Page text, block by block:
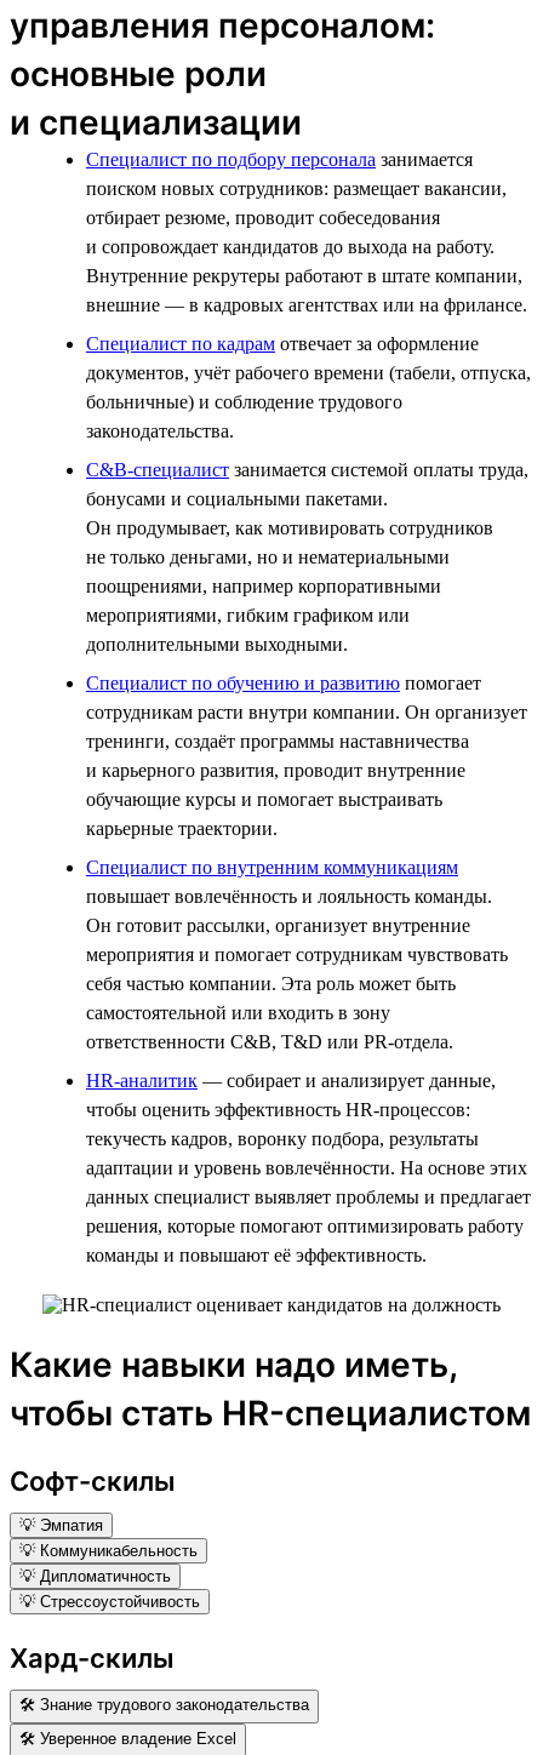
управления персоналом:
основные роли
и специализации
Специалист по подбору персонала занимается
поиском новых сотрудников: размещает вакансии,
отбирает резюме, проводит собеседования
и сопровождает кандидатов до выхода на работу.
Внутренние рекрутеры работают в штате компании,
внешние — в кадровых агентствах или на фрилансе.
Специалист по кадрам отвечает за оформление
документов, учёт рабочего времени (табели, отпуска,
больничные) и соблюдение трудового
законодательства.
C&B-специалист занимается системой оплаты труда,
бонусами и социальными пакетами.
Он продумывает, как мотивировать сотрудников
не только деньгами, но и нематериальными
поощрениями, например корпоративными
мероприятиями, гибким графиком или
дополнительными выходными.
Специалист по обучению и развитию помогает
сотрудникам расти внутри компании. Он организует
тренинги, создаёт программы наставничества
и карьерного развития, проводит внутренние
обучающие курсы и помогает выстраивать
карьерные траектории.
Специалист по внутренним коммуникациям
повышает вовлечённость и лояльность команды.
Он готовит рассылки, организует внутренние
мероприятия и помогает сотрудникам чувствовать
себя частью компании. Эта роль может быть
самостоятельной или входить в зону
ответственности C&B, T&D или PR-отдела.
HR-аналитик — собирает и анализирует данные,
чтобы оценить эффективность HR-процессов:
текучесть кадров, воронку подбора, результаты
адаптации и уровень вовлечённости. На основе этих
данных специалист выявляет проблемы и предлагает
решения, которые помогают оптимизировать работу
команды и повышают её эффективность.
Какие навыки надо иметь,
чтобы стать HR-специалистом
Софт-скилы
💡 Эмпатия
💡 Коммуникабельность
💡 Дипломатичность
💡 Стрессоустойчивость
Хард-скилы
🛠 Знание трудового законодательства
🛠 Уверенное владение Excel